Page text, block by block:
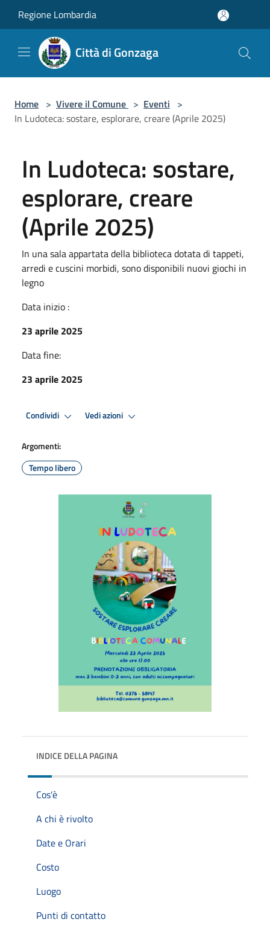
Regione Lombardia
Città di Gonzaga
Home > Vivere il Comune > Eventi >
In Ludoteca: sostare, esplorare, creare (Aprile 2025)
In Ludoteca: sostare,
esplorare, creare
(Aprile 2025)
In una sala appartata della biblioteca dotata di tappeti,
arredi e cuscini morbidi, sono disponibili nuovi giochi in
legno
Data inizio :
23 aprile 2025
Data fine:
23 aprile 2025
Condividi Vedi azioni
Argomenti:
Tempo libero
INDICE DELLA PAGINA
Cos'è
A chi è rivolto
Date e Orari
Costo
Luogo
Punti di contatto